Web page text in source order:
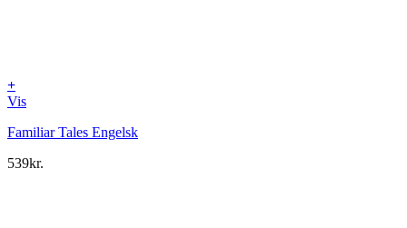
+
Vis
Familiar Tales Engelsk
539kr.